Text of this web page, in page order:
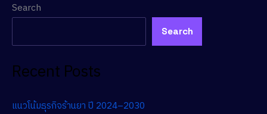
Search
Search
Recent Posts
แนวโน้มธุรกิจร้านยา ปี 2024–2030